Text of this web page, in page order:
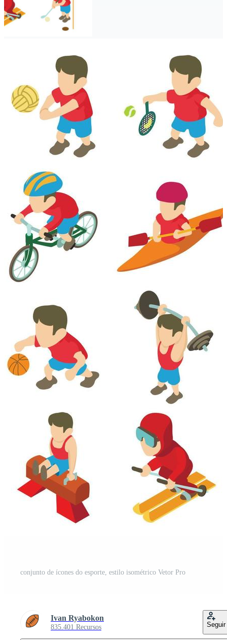
conjunto de ícones do esporte, estilo isométrico Vetor Pro
Ivan Ryabokon
835.401 Recursos Seguir